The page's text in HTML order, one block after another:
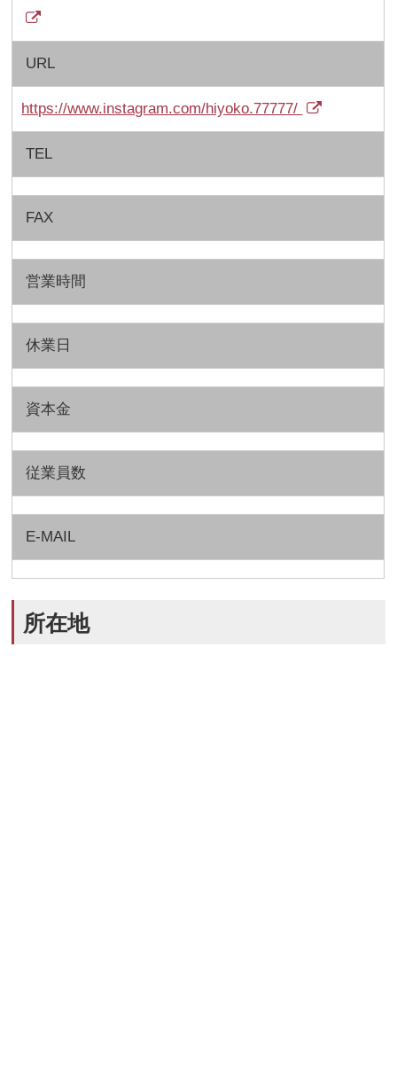
URL
https://www.instagram.com/hiyoko.77777/
TEL
FAX
営業時間
休業日
資本金
従業員数
E-MAIL
所在地